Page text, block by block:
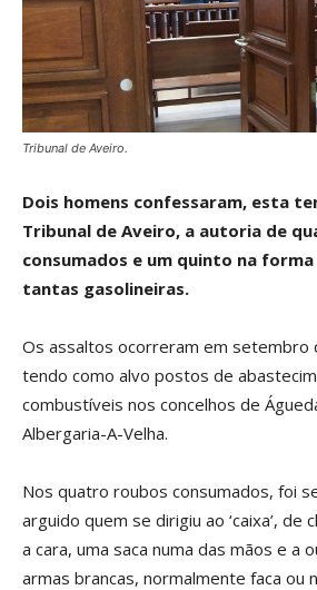
Tribunal de Aveiro.
Dois homens confessaram, esta
Tribunal de Aveiro, a autoria de
consumados e um quinto na
tantas gasolineiras.
Os assaltos ocorreram em setembro
tendo como alvo postos de
combustíveis nos concelhos de
Albergaria-A-Velha.
Nos quatro roubos consumados, foi
arguido quem se dirigiu ao ‘caixa’, de
a cara, uma saca numa das mãos e a
armas brancas, normalmente faca ou